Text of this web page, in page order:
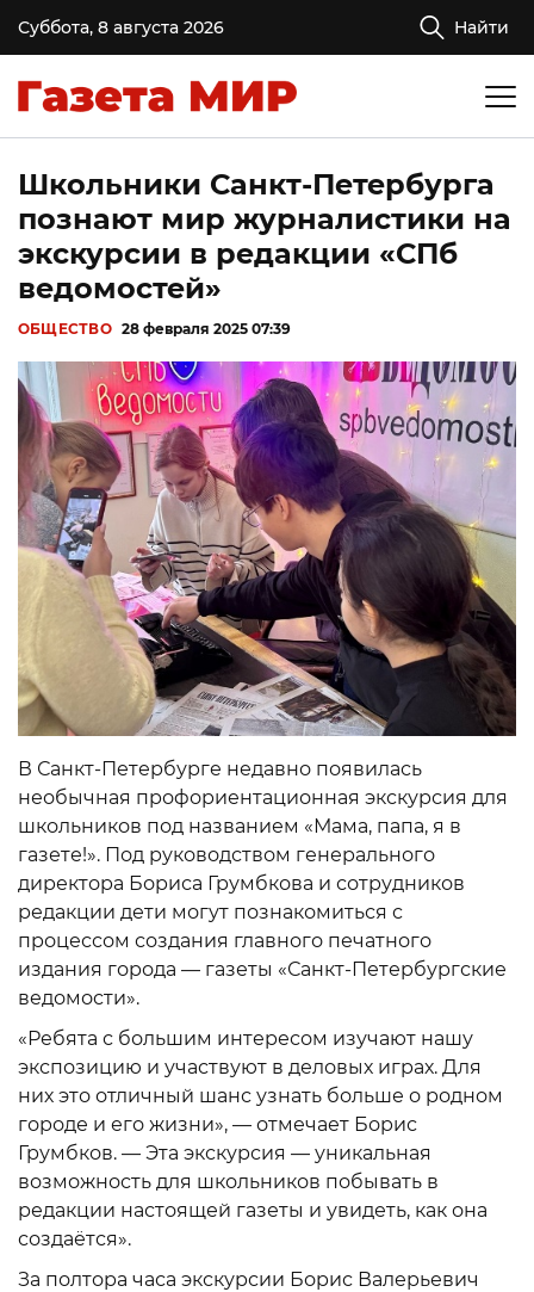
Суббота, 8 августа 2026 Найти
Школьники Санкт-Петербурга
познают мир журналистики на
экскурсии в редакции «СПб
ведомостей»
ОБЩЕСТВО 28 февраля 2025 07:39
В Санкт-Петербурге недавно появилась
необычная профориентационная экскурсия для
школьников под названием «Мама, папа, я в
газете!». Под руководством генерального
директора Бориса Грумбкова и сотрудников
редакции дети могут познакомиться с
процессом создания главного печатного
издания города — газеты «Санкт-Петербургские
ведомости».
«Ребята с большим интересом изучают нашу
экспозицию и участвуют в деловых играх. Для
них это отличный шанс узнать больше о родном
городе и его жизни», — отмечает Борис
Грумбков. — Эта экскурсия — уникальная
возможность для школьников побывать в
редакции настоящей газеты и увидеть, как она
создаётся».
За полтора часа экскурсии Борис Валерьевич